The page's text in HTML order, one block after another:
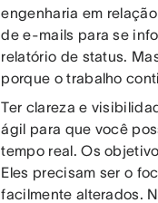
engenharia em
de e-mails para se
relatório de status.
porque o trabalho
Ter clareza e
ágil para que você
tempo real. Os
Eles precisam ser o
facilmente alterados.